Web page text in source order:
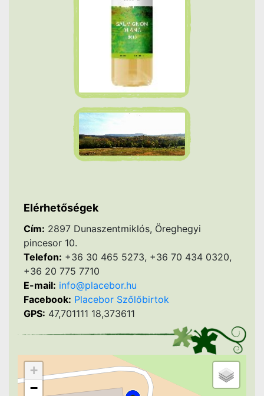
Elérhetőségek
Cím: 2897 Dunaszentmiklós, Öreghegyi
pincesor 10.
Telefon: +36 30 465 5273, +36 70 434 0320,
+36 20 775 7710
E-mail: info@placebor.hu
Facebook: Placebor Szőlőbirtok
GPS: 47,701111 18,373611
+
−